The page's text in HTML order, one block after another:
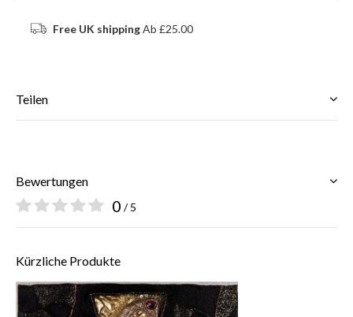
Free UK shippingAb £25.00
Teilen
Bewertungen
0 / 5
Kürzliche Produkte